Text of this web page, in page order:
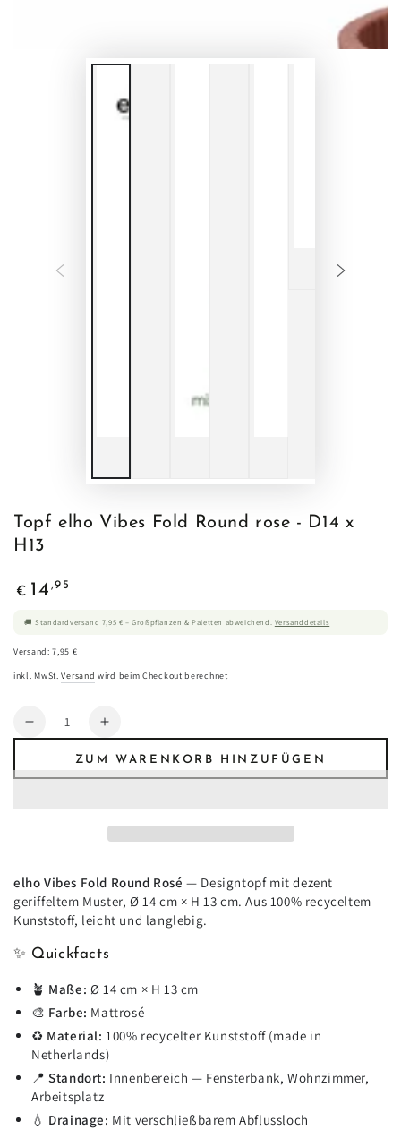
Topf elho Vibes Fold Round rose - D14 x
H13
Regulärer
€ 14 ,95
🚚 Standardversand 7,95 € – Großpflanzen & Paletten abweichend. Versanddetails
Versand: 7,95 €
inkl. MwSt.Versand wird beim Checkout berechnet
Anzahl
Verringere
Menge
Round
rose
-
x
Erhöhe
Menge
elho
Vibes
Round
rose
-
x
ZUM WARENKORB HINZUFÜGEN
elho Vibes Fold Round Rosé — Designtopf mit dezent
geriffeltem Muster, Ø 14 cm × H 13 cm. Aus 100% recyceltem
Kunststoff, leicht und langlebig.
✨ Quickfacts
🪴 Maße: Ø 14 cm × H 13 cm
🎨 Farbe: Mattrosé
♻️ Material: 100% recycelter Kunststoff (made in
Netherlands)
📍Standort: Innenbereich — Fensterbank, Wohnzimmer,
Arbeitsplatz
💧 Drainage: Mit verschließbarem Abflussloch